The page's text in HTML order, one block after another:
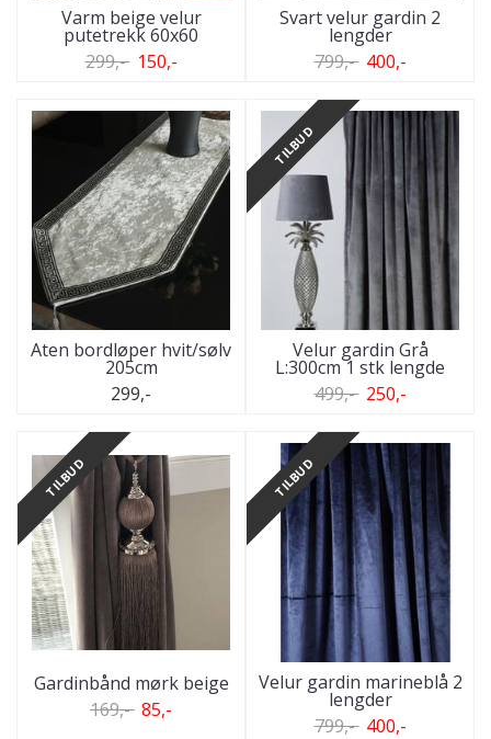
Varm beige velur
putetrekk 60x60
299,- 150,-
Svart velur gardin 2
lengder
799,- 400,-
Aten bordløper hvit/sølv
205cm
299,-
TILBUD
Velur gardin Grå
L:300cm 1 stk lengde
499,- 250,-
TILBUD
Gardinbånd mørk beige
169,- 85,-
TILBUD
Velur gardin marineblå 2
lengder
799,- 400,-